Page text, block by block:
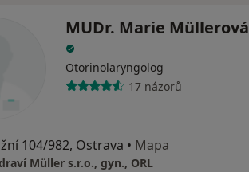
MUDr. Marie Müllerová
Otorinolaryngolog
17 názorů
104/982, Ostrava • Mapa
Müller s.r.o., gyn., ORL